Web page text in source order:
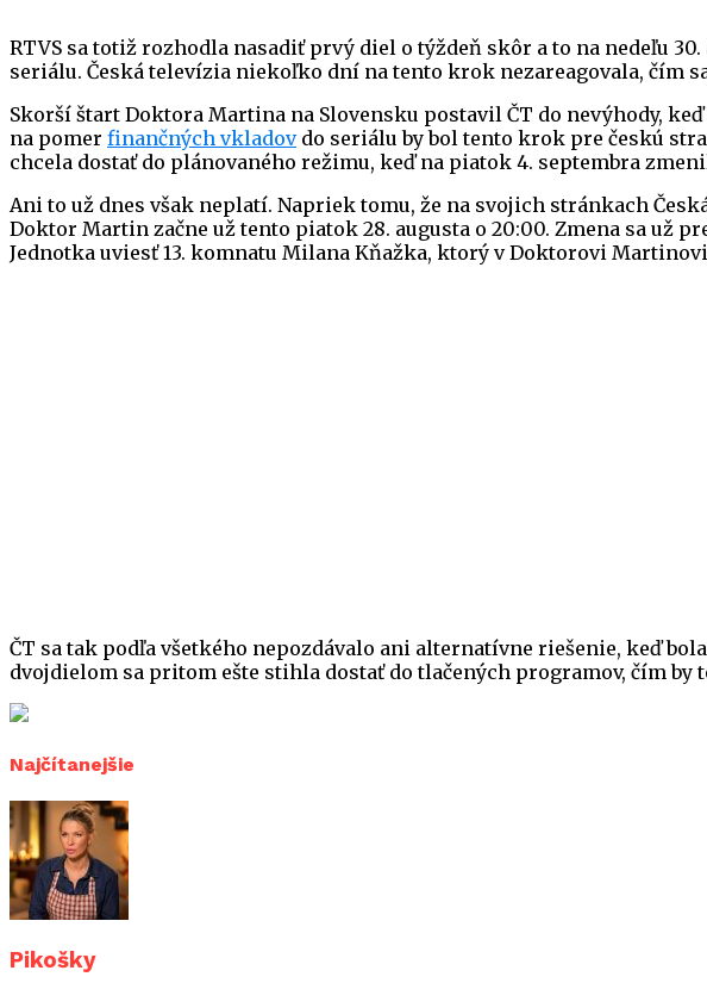
RTVS sa totiž rozhodla nasadiť prvý diel o týždeň skôr a to na nedeľu
seriálu. Česká televízia niekoľko dní na tento krok nezareagovala, čím
Skorší štart Doktora Martina na Slovensku postavil ČT do nevýhody,
na pomer finančných vkladovdo seriálu by bol tento krok pre českú
chcela dostať do plánovaného režimu, keď na piatok 4. septembra
Ani to už dnes však neplatí. Napriek tomu, že na svojich stránkach
Doktor Martin začne už tento piatok 28. augusta o 20:00. Zmena sa
Jednotka uviesť 13. komnatu Milana Kňažka, ktorý v Doktorovi
ČT sa tak podľa všetkého nepozdávalo ani alternatívne riešenie, keď
dvojdielom sa pritom ešte stihla dostať do tlačených programov, čím
Najčítanejšie
Pikošky